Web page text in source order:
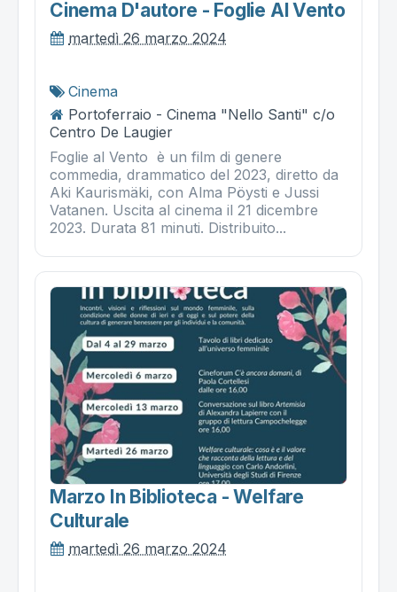
Cinema D'autore - Foglie Al Vento
martedì 26 marzo 2024
Cinema
Portoferraio - Cinema "Nello Santi" c/o
Centro De Laugier
Foglie al Vento è un film di genere
commedia, drammatico del 2023, diretto da
Aki Kaurismäki, con Alma Pöysti e Jussi
Vatanen. Uscita al cinema il 21 dicembre
2023. Durata 81 minuti. Distribuito...
Marzo In Biblioteca - Welfare
Culturale
martedì 26 marzo 2024